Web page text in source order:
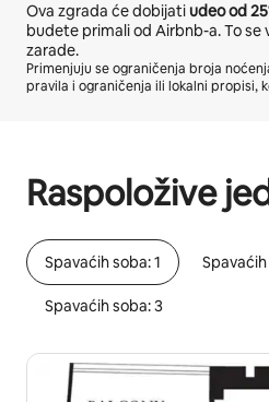
Ova zgrada će dobijatiudeo od
budete primali od Airbnb-a. To se
zarade.
Primenjuju se ograničenja broja
pravila i ograničenja ili lokalni propisi,
Raspoložive
Spavaćih soba: 1
Spavaćih soba: 3